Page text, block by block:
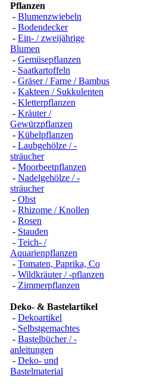
Pflanzen
- Blumenzwiebeln
- Bodendecker
- Ein- / zweijährige
Blumen
- Gemüsepflanzen
- Saatkartoffeln
- Gräser / Farne / Bambus
- Kakteen / Sukkulenten
- Kletterpflanzen
- Kräuter /
Gewürzpflanzen
- Kübelpflanzen
- Laubgehölze / -
sträucher
- Moorbeetpflanzen
- Nadelgehölze / -
sträucher
- Obst
- Rhizome / Knollen
- Rosen
- Stauden
- Teich- /
Aquarienpflanzen
- Tomaten, Paprika, Co
- Wildkräuter / -pflanzen
- Zimmerpflanzen
Deko- & Bastelartikel
- Dekoartikel
- Selbstgemachtes
- Bastelbücher / -
anleitungen
- Deko- und
Bastelmaterial